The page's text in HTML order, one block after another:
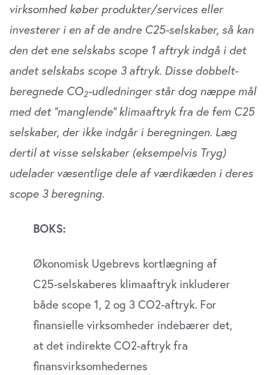
virksomhed køber produkter/services eller
investerer i en af de andre C25-selskaber, så kan
den det ene selskabs scope 1 aftryk indgå i det
andet selskabs scope 3 aftryk. Disse dobbelt-
beregnede CO2-udledninger står dog næppe mål
med det ”manglende” klimaaftryk fra de fem C25
selskaber, der ikke indgår i beregningen. Læg
dertil at visse selskaber (eksempelvis Tryg)
udelader væsentlige dele af værdikæden i deres
scope 3 beregning.
BOKS:
Økonomisk Ugebrevs kortlægning af
C25-selskaberes klimaaftryk inkluderer
både scope 1, 2 og 3 CO2-aftryk. For
finansielle virksomheder indebærer det,
at det indirekte CO2-aftryk fra
finansvirksomhedernes